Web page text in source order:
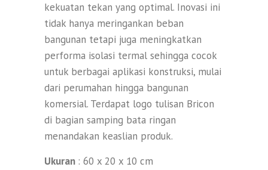
kekuatan tekan yang optimal. Inovasi ini
tidak hanya meringankan beban
bangunan tetapi juga meningkatkan
performa isolasi termal sehingga cocok
untuk berbagai aplikasi konstruksi, mulai
dari perumahan hingga bangunan
komersial. Terdapat logo tulisan Bricon
di bagian samping bata ringan
menandakan keaslian produk.
Ukuran : 60 x 20 x 10 cm